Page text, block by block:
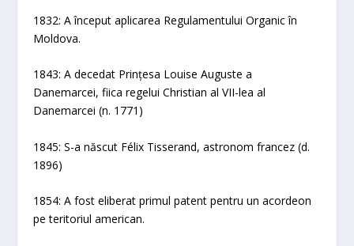
1832: A început aplicarea Regulamentului Organic în
Moldova.
1843: A decedat Prințesa Louise Auguste a
Danemarcei, fiica regelui Christian al VII-lea al
Danemarcei (n. 1771)
1845: S-a născut Félix Tisserand, astronom francez (d.
1896)
1854: A fost eliberat primul patent pentru un acordeon
pe teritoriul american.